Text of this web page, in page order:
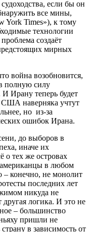
если бы он
все мины,
York Times»), к тому
технологии
создаёт
мирных
война возобновится,
в полную силу
Ирану теперь будет
США наверняка учтут
но из-за
ошибок Ирана.
до выборов в
иначе их
о тех же островах
в любом
– конечно, не монолит
последних лет
никуда не
логика. И это не
– большинство
пришли не
в зависимость от